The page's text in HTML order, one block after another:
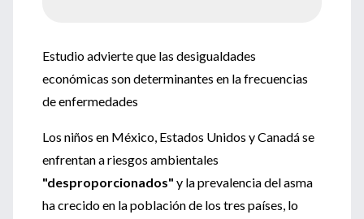
Estudio advierte que las desigualdades
económicas son determinantes en la frecuencias
de enfermedades
Los niños en México, Estados Unidos y Canadá se
enfrentan a riesgos ambientales
"desproporcionados" y la prevalencia del asma
ha crecido en la población de los tres países, lo